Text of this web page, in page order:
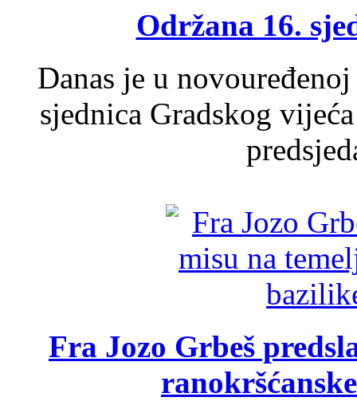
Održana 16.
Danas je u
sjednica Gradskog
Fra Jozo Grbeš